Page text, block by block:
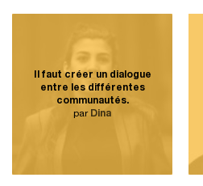
Il faut créer un dialogue
entre les différentes
communautés.
par Dina